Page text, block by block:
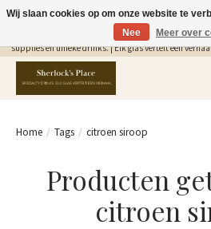
Gratis Verzending in NL vanaf €75,- | Sherlocks Place:
supplies en unieke drinks. | Elk glas vertelt een
Home / Tags / citroen siroop
Producten
citroen
Wij slaan cookies op om onze website te
Nee
Meer over